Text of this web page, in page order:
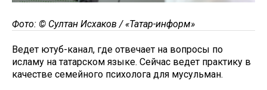
Фото: © Султан Исхаков / «Татар-информ»
Ведет ютуб-канал, где отвечает на вопросы по
исламу на татарском языке. Сейчас ведет практику в
качестве семейного психолога для мусульман.